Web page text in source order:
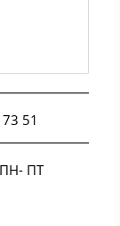
51
ПТ